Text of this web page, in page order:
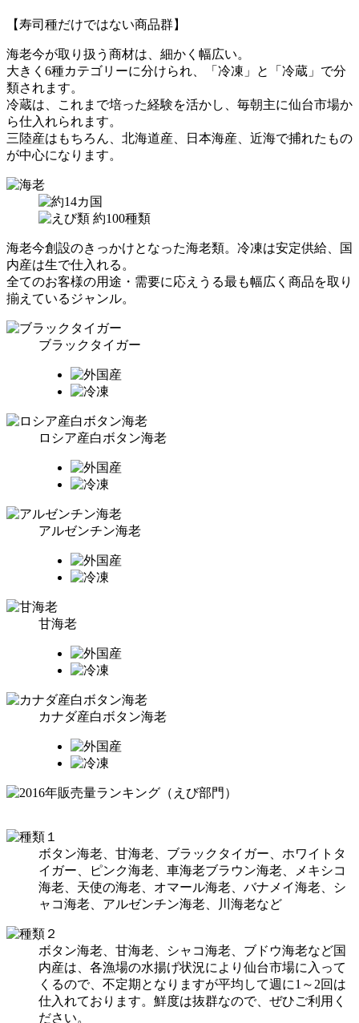
【寿司種だけではない商品群】
海老今が取り扱う商材は、細かく幅広い。
大きく6種カテゴリーに分けられ、「冷凍」と「冷蔵」で分
類されます。
冷蔵は、これまで培った経験を活かし、毎朝主に仙台市場か
ら仕入れられます。
三陸産はもちろん、北海道産、日本海産、近海で捕れたもの
が中心になります。
海老今創設のきっかけとなった海老類。冷凍は安定供給、国
内産は生で仕入れる。
全てのお客様の用途・需要に応えうる最も幅広く商品を取り
揃えているジャンル。
ブラックタイガー
ロシア産白ボタン海老
アルゼンチン海老
甘海老
カナダ産白ボタン海老
ボタン海老、甘海老、ブラックタイガー、ホワイトタ
イガー、ピンク海老、車海老ブラウン海老、メキシコ
海老、天使の海老、オマール海老、バナメイ海老、シ
ャコ海老、アルゼンチン海老、川海老など
ボタン海老、甘海老、シャコ海老、ブドウ海老など国
内産は、各漁場の水揚げ状況により仙台市場に入って
くるので、不定期となりますが平均して週に1～2回は
仕入れております。鮮度は抜群なので、ぜひご利用く
ださい。